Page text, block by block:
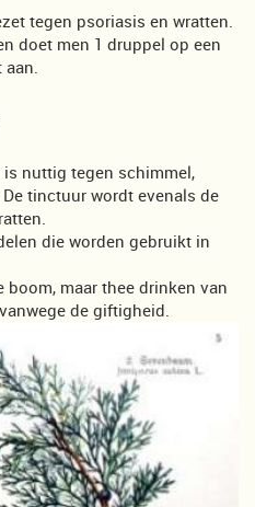
tegen psoriasis en wratten.
doet men 1 druppel op een
aan.
nuttig tegen schimmel,
tinctuur wordt evenals de
die worden gebruikt in
maar thee drinken van
de giftigheid.